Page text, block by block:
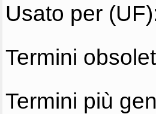
Usato per
Termini
Termini più